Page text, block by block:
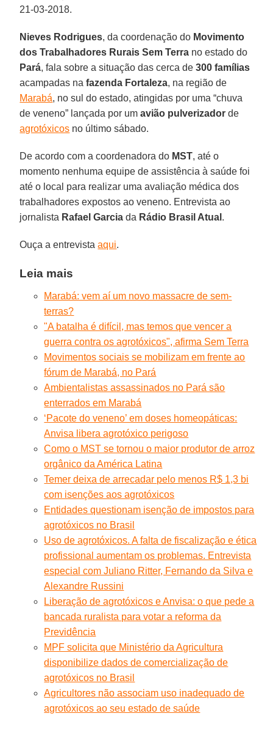
21-03-2018.
Nieves Rodrigues, da coordenação do Movimento
dos Trabalhadores Rurais Sem Terra no estado do
Pará, fala sobre a situação das cerca de300 famílias
acampadas nafazenda Fortaleza, na região de
Marabá, no sul do estado, atingidas por uma “chuva
de veneno” lançada por umavião pulverizadorde
agrotóxicos no último sábado.
De acordo com a coordenadora do MST, até o
momento nenhuma equipe de assistência à saúde foi
até o local para realizar uma avaliação médica dos
trabalhadores expostos ao veneno. Entrevista ao
jornalista Rafael Garcia da Rádio Brasil Atual .
Ouça a entrevistaaqui.
Leia mais
Marabá: vem aí um novo massacre de sem-
terras?
"A batalha é difícil, mas temos que vencer a
guerra contra os agrotóxicos", afirma Sem Terra
Movimentos sociais se mobilizam em frente ao
fórum de Marabá, no Pará
Ambientalistas assassinados no Pará são
enterrados em Marabá
‘Pacote do veneno’ em doses homeopáticas:
Anvisa libera agrotóxico perigoso
Como o MST se tornou o maior produtor de arroz
orgânico da América Latina
Temer deixa de arrecadar pelo menos R$ 1,3 bi
com isenções aos agrotóxicos
Entidades questionam isenção de impostos para
agrotóxicos no Brasil
Uso de agrotóxicos. A falta de fiscalização e ética
profissional aumentam os problemas. Entrevista
especial com Juliano Ritter, Fernando da Silva e
Alexandre Russini
Liberação de agrotóxicos e Anvisa: o que pede a
bancada ruralista para votar a reforma da
Previdência
MPF solicita que Ministério da Agricultura
disponibilize dados de comercialização de
agrotóxicos no Brasil
Agricultores não associam uso inadequado de
agrotóxicos ao seu estado de saúde